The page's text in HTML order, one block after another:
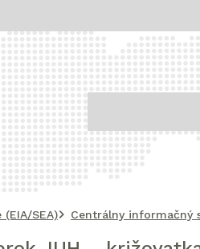
SEA) Centrálny informačný